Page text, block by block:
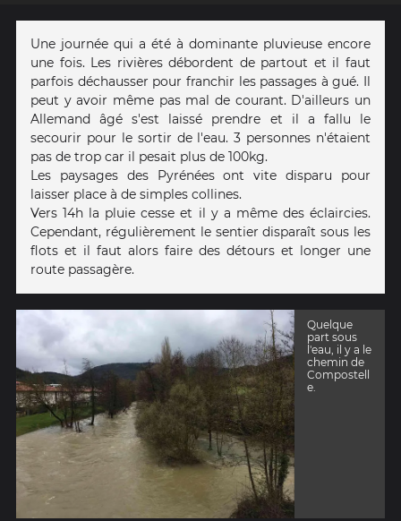
Une journée qui a été à dominante pluvieuse encore
une fois. Les rivières débordent de partout et il faut
parfois déchausser pour franchir les passages à gué. Il
peut y avoir même pas mal de courant. D'ailleurs un
Allemand âgé s'est laissé prendre et il a fallu le
secourir pour le sortir de l'eau. 3 personnes n'étaient
pas de trop car il pesait plus de 100kg.
Les paysages des Pyrénées ont vite disparu pour
laisser place à de simples collines.
Vers 14h la pluie cesse et il y a même des éclaircies.
Cependant, régulièrement le sentier disparaît sous les
flots et il faut alors faire des détours et longer une
route passagère.
Quelque
part sous
l'eau, il y a le
chemin de
Compostell
e.